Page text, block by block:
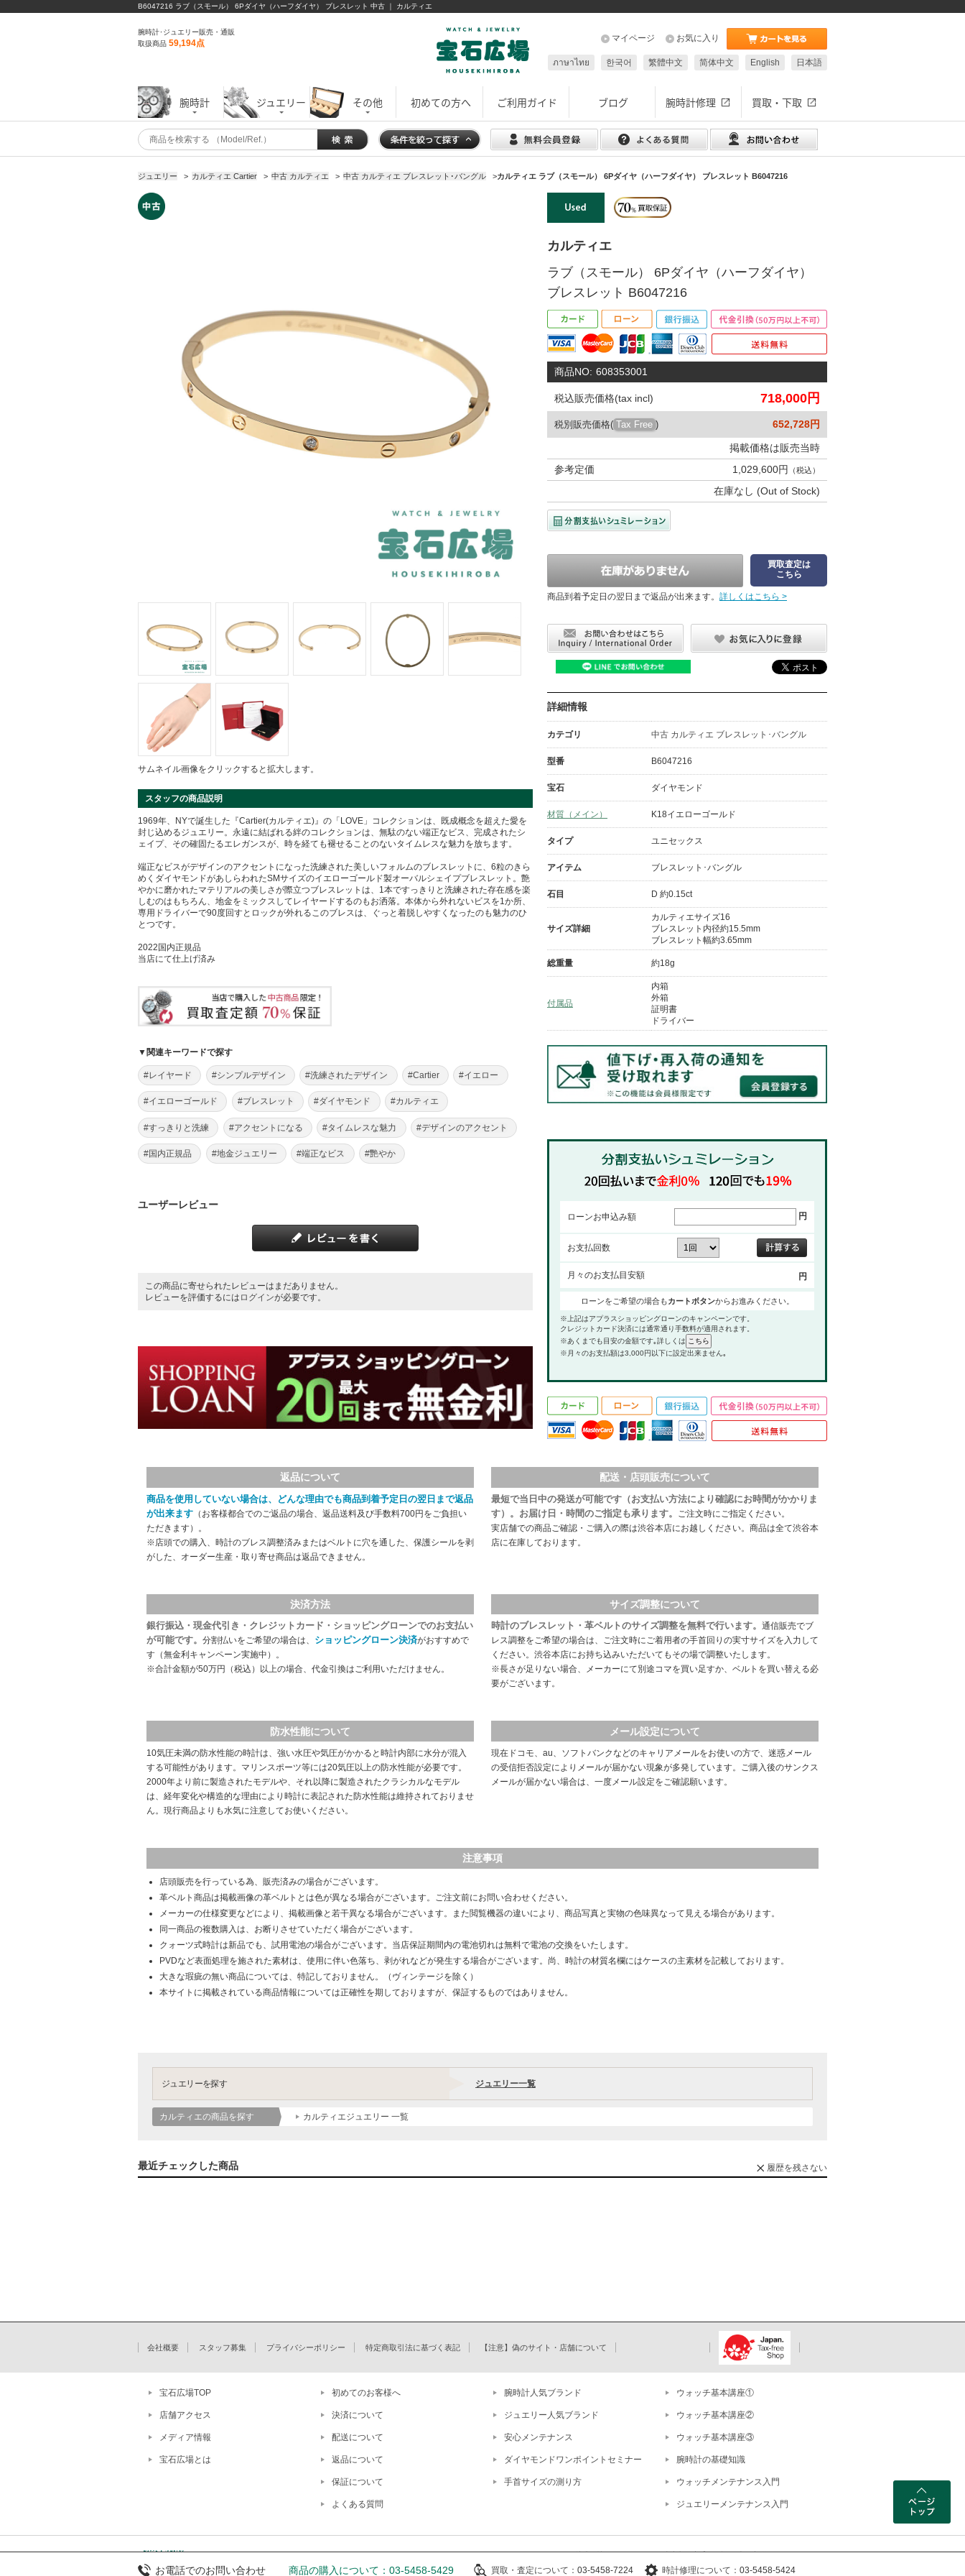
B6047216 ラブ（スモール） 6Pダイヤ（ハーフダイヤ） ブレスレット 中古 ｜ カルティエ
腕時計･ジュエリー販売・通販
取扱商品 59,194点 お気に入り
マイページ
日本語
English
简体中文
繁體中文
한국어
ภาษาไทย
腕時計 ジュエリー その他 初めての方へ ご利用ガイド ブログ 腕時計修理 買取・下取
ジュエリー > カルティエ Cartier > 中古 カルティエ > 中古 カルティエ ブレスレット･バングル >カルティエ ラブ（スモール） 6Pダイヤ（ハーフダイヤ） ブレスレット B6047216
サムネイル画像をクリックすると拡大します。
スタッフの商品説明
1969年、NYで誕生した『Cartier(カルティエ)』の「LOVE」コレクションは、既成概念を超えた愛を
封じ込めるジュエリー。永遠に結ばれる絆のコレクションは、無駄のない端正なビス、完成されたシ
ェイプ、その確固たるエレガンスが、時を経ても褪せることのないタイムレスな魅力を放ちます。
端正なビスがデザインのアクセントになった洗練された美しいフォルムのブレスレットに、6粒のきら
めくダイヤモンドがあしらわれたSMサイズのイエローゴールド製オーバルシェイプブレスレット。艶
かに磨かれたマテリアルの美しさが際立つブレスレットは、1本ですっきりと洗練された存在感を楽
しむのはもちろん、地金をミックスしてレイヤードするのもお洒落。本体から外れないビスを1か所、
専用ドライバーで90度回すとロックが外れるこのブレスは、ぐっと着脱しやすくなったのも魅力のひ
とつです。
2022国内正規品
当店にて仕上げ済み
▼関連キーワードで探す
#レイヤード #シンプルデザイン #洗練されたデザイン #Cartier #イエロー
#イエローゴールド #ブレスレット #ダイヤモンド #カルティエ
#すっきりと洗練 #アクセントになる #タイムレスな魅力 #デザインのアクセント
#国内正規品 #地金ジュエリー #端正なビス #艷やか
ユーザーレビュー
この商品に寄せられたレビューはまだありません。
レビューを評価するには ログインが必要です。
カルティエ
ラブ（スモール） 6Pダイヤ（ハーフダイヤ）
ブレスレット B6047216
商品NO: 608353001
税込販売価格(tax incl) 718,000円
税別販売価格( Tax Free ) 652,728円
掲載価格は販売当時
参考定価
1,029,600円 （税込）
在庫なし (Out of Stock)
買取査定は
こちら
商品到着予定日の翌日まで返品が出来ます。 詳しくはこちら >
詳細情報
カテゴリ 中古 カルティエ ブレスレット･バングル
型番 B6047216
宝石 ダイヤモンド
材質（メイン） K18イエローゴールド
タイプ ユニセックス
アイテム ブレスレット･バングル
石目 D 約0.15ct
サイズ詳細
カルティエサイズ16
ブレスレット内径約15.5mm
ブレスレット幅約3.65mm
総重量 約18g
付属品
内箱
外箱
証明書
ドライバー
ローンお申込み額 円
お支払回数
月々のお支払目安額 円
ローンをご希望の場合もカートボタンからお進みください。
※上記はアプラスショッピングローンのキャンペーンです。
クレジットカード決済には通常通り手数料が適用されます。
※あくまでも目安の金額です｡詳しくは
※月々のお支払額は3,000円以下に設定出来ません｡
返品について
商品を使用していない場合は、どんな理由でも商品到着予定日の翌日まで返品
が出来ます （お客様都合でのご返品の場合、返品送料及び手数料700円をご負担い
ただきます）。
※店頭での購入、時計のブレス調整済みまたはベルトに穴を通した、保護シールを剥
がした、オーダー生産・取り寄せ商品は返品できません。
配送・店頭販売について
最短で当日中の発送が可能です（お支払い方法により確認にお時間がかかりま
す）。お届け日・時間のご指定も承ります。
ご注文時にご指定ください。
実店舗での商品ご確認・ご購入の際は渋谷本店にお越しください。商品は全て渋谷本
店に在庫しております。
決済方法
銀行振込・現金代引き・クレジットカード・ショッピングローンでのお支払い
が可能です。 分割払いをご希望の場合は、 ショッピングローン決済がおすすめで
す（無金利キャンペーン実施中）。
※合計金額が50万円（税込）以上の場合、代金引換はご利用いただけません。
サイズ調整について
時計のブレスレット・革ベルトのサイズ調整を無料で行います。 通信販売でブ
レス調整をご希望の場合は、ご注文時にご着用者の手首回りの実寸サイズを入力して
ください。渋谷本店にお持ち込みいただいてもその場で調整いたします。
※長さが足りない場合、メーカーにて別途コマを買い足すか、ベルトを買い替える必
要がございます。
防水性能について
10気圧未満の防水性能の時計は、強い水圧や気圧がかかると時計内部に水分が混入
する可能性があります。マリンスポーツ等には20気圧以上の防水性能が必要です。
2000年より前に製造されたモデルや、それ以降に製造されたクラシカルなモデル
は、経年変化や構造的な理由により時計に表記された防水性能は維持されておりませ
ん。現行商品よりも水気に注意してお使いください。
メール設定について
現在ドコモ、au、ソフトバンクなどのキャリアメールをお使いの方で、迷惑メール
の受信拒否設定によりメールが届かない現象が多発しています。ご購入後のサンクス
メールが届かない場合は、一度メール設定をご確認願います。
注意事項
店頭販売を行っている為、販売済みの場合がございます。
革ベルト商品は掲載画像の革ベルトとは色が異なる場合がございます。ご注文前にお問い合わせください。
メーカーの仕様変更などにより、掲載画像と若干異なる場合がございます。また閲覧機器の違いにより、商品写真と実物の色味異なって見える場合があります。
同一商品の複数購入は、お断りさせていただく場合がございます。
クォーツ式時計は新品でも、試用電池の場合がございます。当店保証期間内の電池切れは無料で電池の交換をいたします。
PVDなど表面処理を施された素材は、使用に伴い色落ち、剥がれなどが発生する場合がございます。尚、時計の材質名欄にはケースの主素材を記載しております。
大きな瑕疵の無い商品については、特記しておりません。（ヴィンテージを除く）
本サイトに掲載されている商品情報については正確性を期しておりますが、保証するものではありません。
ジュエリーを探す ジュエリー一覧
カルティエの商品を探す カルティエジュエリー 一覧
最近チェックした商品 履歴を残さない
お電話でのお問い合わせ 商品の購入について：03-5458-5429 買取・査定について： 03-5458-7224 時計修理について： 03-5458-5424
会社概要 スタッフ募集 プライバシーポリシー 特定商取引法に基づく表記 【注意】偽のサイト・店舗について
宝石広場TOP
店舗アクセス
メディア情報
宝石広場とは
初めてのお客様へ
決済について
配送について
返品について
保証について
よくある質問
腕時計人気ブランド
ジュエリー人気ブランド
安心メンテナンス
ダイヤモンドワンポイントセミナー
手首サイズの測り方
ウォッチ基本講座①
ウォッチ基本講座②
ウォッチ基本講座③
腕時計の基礎知識
ウォッチメンテナンス入門
ジュエリーメンテナンス入門
株式会社ユーズカンパニー 東京都公安委員会許可 古物商 第303319202255号
※当WEBサイト掲載写真の無断転載・外部リンクを禁じます。